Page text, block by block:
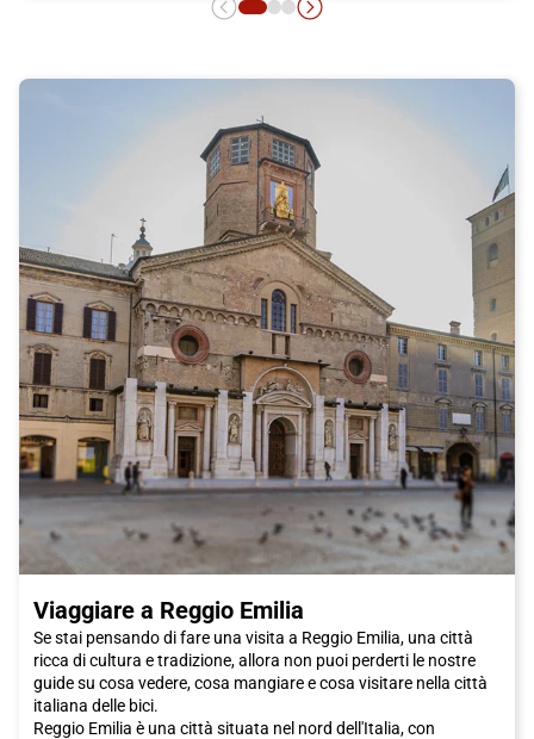
Viaggiare a Reggio Emilia
Se stai pensando di fare una visita a Reggio Emilia, una città
ricca di cultura e tradizione, allora non puoi perderti le nostre
guide su cosa vedere, cosa mangiare e cosa visitare nella città
italiana delle bici.
Reggio Emilia è una città situata nel nord dell'Italia, con